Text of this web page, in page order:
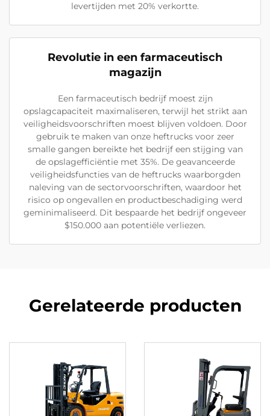
levertijden met 20% verkortte.
Revolutie in een farmaceutisch
magazijn
Een farmaceutisch bedrijf moest zijn
opslagcapaciteit maximaliseren, terwijl het strikt aan
veiligheidsvoorschriften moest blijven voldoen. Door
gebruik te maken van onze heftrucks voor zeer
smalle gangen bereikte het bedrijf een stijging van
de opslagefficiëntie met 35%. De geavanceerde
veiligheidsfuncties van de heftrucks waarborgden
naleving van de sectorvoorschriften, waardoor het
risico op ongevallen en productbeschadiging werd
geminimaliseerd. Dit bespaarde het bedrijf ongeveer
$150.000 aan potentiële verliezen.
Gerelateerde producten